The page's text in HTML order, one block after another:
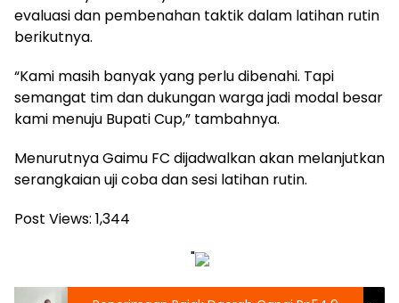
evaluasi dan pembenahan taktik dalam latihan rutin
berikutnya.
“Kami masih banyak yang perlu dibenahi. Tapi
semangat tim dan dukungan warga jadi modal besar
kami menuju Bupati Cup,” tambahnya.
Menurutnya Gaimu FC dijadwalkan akan melanjutkan
serangkaian uji coba dan sesi latihan rutin.
Post Views: 1,344
"